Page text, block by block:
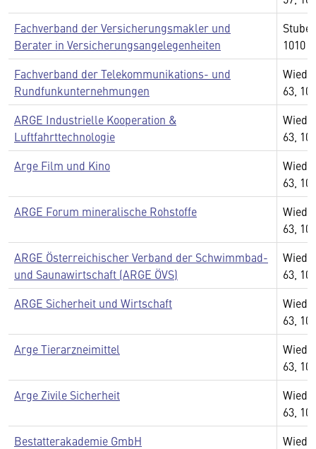
Fachverband der Versicherungsmakler und
Berater in Versicherungsangelegenheiten
1010
Fachverband der Telekommunikations- und
Rundfunkunternehmungen
63,
ARGE Industrielle Kooperation &
Luftfahrttechnologie
63,
Arge Film und Kino
63,
ARGE Forum mineralische Rohstoffe
63,
ARGE Österreichischer Verband der Schwimmbad-
und Saunawirtschaft (ARGE ÖVS)
63,
ARGE Sicherheit und Wirtschaft
63,
Arge Tierarzneimittel
63,
Arge Zivile Sicherheit
63,
Bestatterakademie GmbH